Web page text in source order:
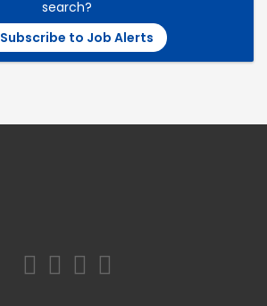
search?
Subscribe to Job Alerts